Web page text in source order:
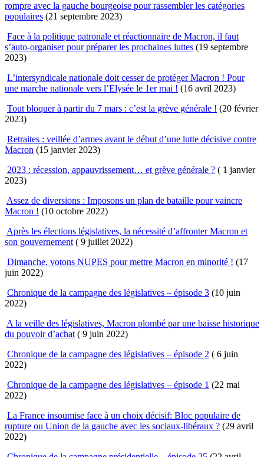
rompre avec la gauche bourgeoise pour rassembler les catégories
populaires (21 septembre 2023)
Face à la politique patronale et réactionnaire de Macron, il faut
s’auto-organiser pour préparer les prochaines luttes (19 septembre
2023)
L’intersyndicale nationale doit cesser de protéger Macron ! Pour
une marche nationale vers l’Elysée le 1er mai ! (16 avril 2023)
Tout bloquer à partir du 7 mars : c’est la grève générale ! (20 février
2023)
Retraites : veillée d’armes avant le début d’une lutte décisive contre
Macron (15 janvier 2023)
2023 : récession, appauvrissement… et grève générale ? ( 1 janvier
2023)
Assez de diversions : Imposons un plan de bataille pour vaincre
Macron ! (10 octobre 2022)
Après les élections législatives, la nécessité d’affronter Macron et
son gouvernement ( 9 juillet 2022)
Dimanche, votons NUPES pour mettre Macron en minorité ! (17
juin 2022)
Chronique de la campagne des législatives – épisode 3 (10 juin
2022)
A la veille des législatives, Macron plombé par une baisse historique
du pouvoir d’achat ( 9 juin 2022)
Chronique de la campagne des législatives – épisode 2 ( 6 juin
2022)
Chronique de la campagne des législatives – épisode 1 (22 mai
2022)
La France insoumise face à un choix décisif: Bloc populaire de
rupture ou Union de la gauche avec les sociaux-libéraux ? (29 avril
2022)